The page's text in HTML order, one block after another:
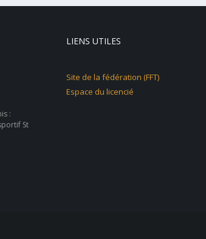
:
St
LIENS UTILES
Site de la fédération (FFT)
Espace du licencié